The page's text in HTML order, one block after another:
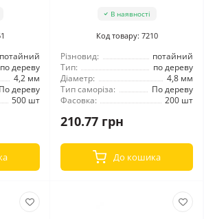
потайний
по дереву
4,2 мм
По дереву
500 шт
В наявності
Код товару: 7210
Різновид:
потайний
Тип:
по дереву
Діаметр:
4,8 мм
Тип саморіза:
По дереву
Фасовка:
200 шт
210.77 грн
До кошика